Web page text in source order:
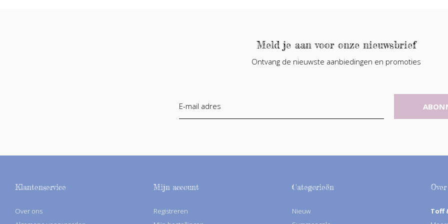
Meld je aan voor onze nieuwsbrief
Ontvang de nieuwste aanbiedingen en promoties
Klantenservice
Over ons
Mijn account
Registreren
Categorieën
Nieuw
Toff